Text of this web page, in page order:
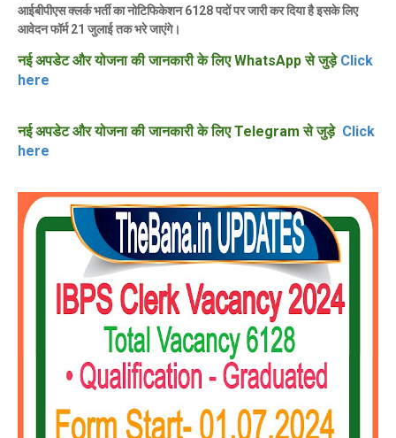
आईबीपीएस क्लर्क भर्ती का नोटिफिकेशन 6128 पदों पर जारी कर दिया है इसके लिए
आवेदन फॉर्म 21 जुलाई तक भरे जाएंगे।
नई अपडेट और योजना की जानकारी के लिए WhatsApp से जुड़ेClick
here
नई अपडेट और योजना की जानकारी के लिए Telegram से जुड़ेClick
here